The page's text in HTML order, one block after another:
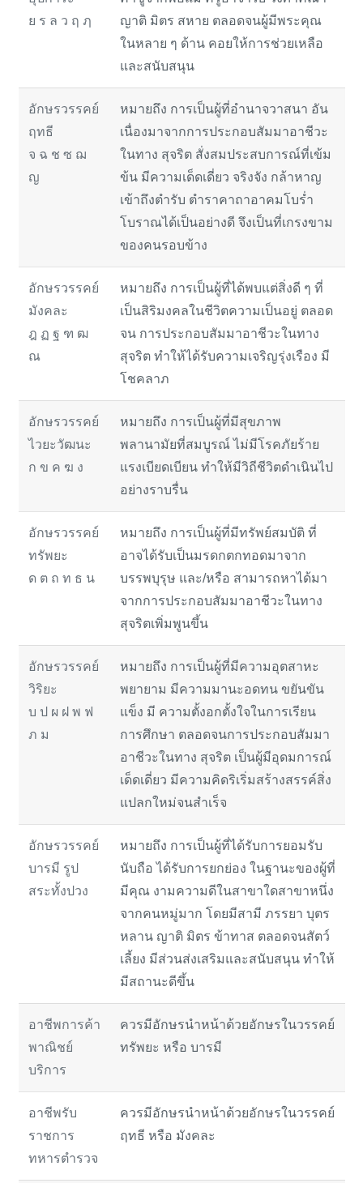
ย ร ล ว ฤ ฦ
ญาติ มิตร สหาย ตลอดจนผู้มีพระคุณ
ในหลาย ๆ ด้าน คอยให้การช่วยเหลือ
และสนับสนุน
อักษรวรรคย์
ฤทธี
จ ฉ ช ซ ฌ
ญ
หมายถึง การเป็นผู้ที่อำนาจวาสนา อัน
เนื่องมาจากการประกอบสัมมาอาชีวะ
ในทาง สุจริต สั่งสมประสบการณ์ที่เข้ม
ข้น มีความเด็ดเดี่ยว จริงจัง กล้าหาญ
เข้าถึงตำรับ ตำราคาถาอาคมโบร่ำ
โบราณได้เป็นอย่างดี จึงเป็นที่เกรงขาม
ของคนรอบข้าง
อักษรวรรคย์
มังคละ
ฎ ฏ ฐ ฑ ฒ
ณ
หมายถึง การเป็นผู้ที่ได้พบแต่สิ่งดี ๆ ที่
เป็นสิริมงคลในชีวิตความเป็นอยู่ ตลอด
จน การประกอบสัมมาอาชีวะในทาง
สุจริต ทำให้ได้รับความเจริญรุ่งเรือง มี
โชคลาภ
อักษรวรรคย์
ไวยะวัฒนะ
ก ข ค ฆ ง
หมายถึง การเป็นผู้ที่มีสุขภาพ
พลานามัยที่สมบูรณ์ ไม่มีโรคภัยร้าย
แรงเบียดเบียน ทำให้มีวิถีชีวิตดำเนินไป
อย่างราบรื่น
อักษรวรรคย์
ทรัพยะ
ด ต ถ ท ธ น
หมายถึง การเป็นผู้ที่มีทรัพย์สมบัติ ที่
อาจได้รับเป็นมรดกตกทอดมาจาก
บรรพบุรุษ และ/หรือ สามารถหาได้มา
จากการประกอบสัมมาอาชีวะในทาง
สุจริตเพิ่มพูนขึ้น
อักษรวรรคย์
วิริยะ
บ ป ผ ฝ พ ฟ
ภ ม
หมายถึง การเป็นผู้ที่มีความอุตสาหะ
พยายาม มีความมานะอดทน ขยันขัน
แข็ง มี ความตั้งอกตั้งใจในการเรียน
การศึกษา ตลอดจนการประกอบสัมมา
อาชีวะในทาง สุจริต เป็นผู้มีอุดมการณ์
เด็ดเดี่ยว มีความคิดริเริ่มสร้างสรรค์สิ่ง
แปลกใหม่จนสำเร็จ
อักษรวรรคย์
บารมี รูป
สระทั้งปวง
หมายถึง การเป็นผู้ที่ได้รับการยอมรับ
นับถือ ได้รับการยกย่อง ในฐานะของผู้ที่
มีคุณ งามความดีในสาขาใดสาขาหนึ่ง
จากคนหมู่มาก โดยมีสามี ภรรยา บุตร
หลาน ญาติ มิตร ข้าทาส ตลอดจนสัตว์
เลี้ยง มีส่วนส่งเสริมและสนับสนุน ทำให้
มีสถานะดีขึ้น
อาชีพการค้า
พาณิชย์
บริการ
ควรมีอักษรนำหน้าด้วยอักษรในวรรคย์
ทรัพยะ หรือ บารมี
อาชีพรับ
ราชการ
ทหารตำรวจ
ควรมีอักษรนำหน้าด้วยอักษรในวรรคย์
ฤทธี หรือ มังคละ